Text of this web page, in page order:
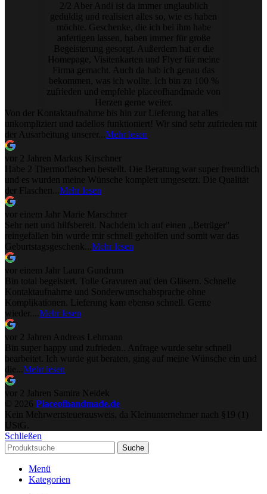
2/2 Aber Andi ist da immer unglaublich
geduldig und realisiert alles so, wie es haben
möchte. Geschenke, die ich bei ihm habe
anfertigen lassen, haben immer für große
Begeisterung gesorgt. Außerdem hat er die
Homepage, Visitenkarten und Flyer für meine
Firma gemacht. Auch da hab ich genau das
bekommen, was ich wollte. Ich bin zu 100 %
zufrieden und empfehle placeofhandmade von
Herzen gerne weiter.
Von der Kontaktaufnahme bis hin zur Lieferung hat alles
unkompliziert und tadellos funktioniert! Wir sind sehr zufrieden mit
der Ausarbeitung unserer... Mehr lesen
vor 2 Jahren Markus Kirschner
Habe 2 Thermoflaschen bestellt. Die Beratung war super freundlich
und es wurden meine Wünsche komplett umgesetzt. Die Qualität
der Flaschen... Mehr lesen
vor einem Jahr
Marie Marschner
Sehr nett und hilfsbereit. Nachdem ich auf einen ,,Betrüger''
reingefallen bin wurde mir schnell geholfen und somit war das
Geburtstagsgeschenk... Mehr lesen
vor einem Jahr
Laura Gundrum
Bin total begeistert. Tolle Gravuren auf den Gläsern. Schnelle
Kontaktaufnahme und Sonderwunschabsprache ohne
Komplikationen. Lieferung kam ebenso schnell. Gerne
wieder.... Mehr lesen
vor 2 Jahren Andreas Lehmann
Bin super happy und zufrieden.. Anfrage wurde sehr schnell
bearbeitet. Ich wurde gut beraten, ging auf meine Wünsche ein und
die... Mehr lesen
vor 2 Jahren Samira Neidek
© 2026 Placeofhandmade.de
Kein Mehrwertsteuerausweis, da Kleinunternehmer nach §19 (1)
UStG.
Schließen
Suche
Menü
Kategorien